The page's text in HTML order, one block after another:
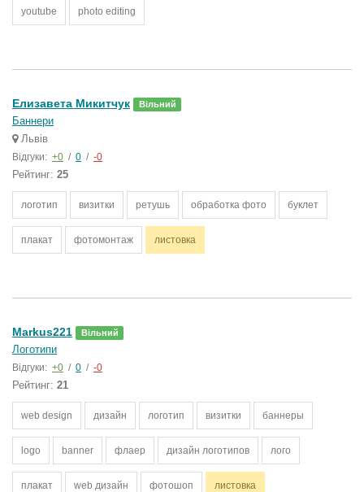
youtube photo editing
Елизавета Микитчук Вільний
Баннери
Львів
Відгуки: +0 / 0 / -0
Рейтинг: 25
логотип визитки ретушь обработка фото буклет
плакат фотомонтаж листовка
Markus221 Вільний
Логотипи
Відгуки: +0 / 0 / -0
Рейтинг: 21
web design дизайн логотип визитки баннеры
logo banner флаер дизайн логотипов лого
плакат web дизайн фотошоп листовка